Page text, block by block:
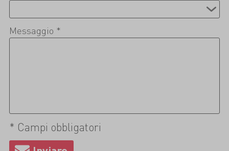
Messaggio *
* Campi obbligatori